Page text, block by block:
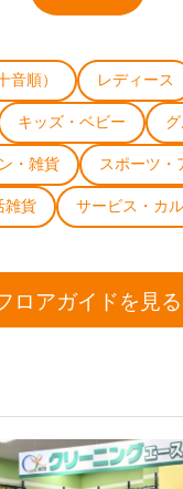
音順） レディース
キッズ・ベビー
・雑貨 スポーツ・
雑貨 サービス・カ
ロアガイドを見る